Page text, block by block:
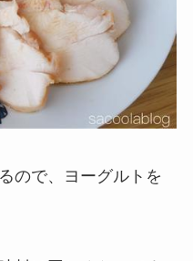
ので、ヨーグルトを